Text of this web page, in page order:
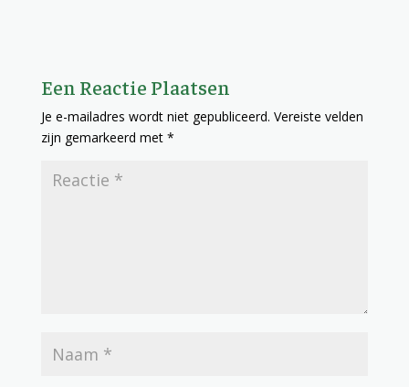
Een Reactie Plaatsen
Je e-mailadres wordt niet gepubliceerd. Vereiste velden
zijn gemarkeerd met *